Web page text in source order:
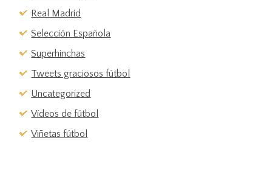
Real Madrid
Selección Española
Superhinchas
Tweets graciosos fútbol
Uncategorized
Vídeos de fútbol
Viñetas fútbol